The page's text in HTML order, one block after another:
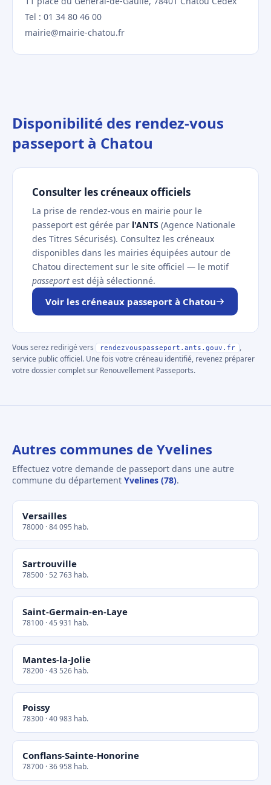
Tel : 01 34 80 46 00
mairie@mairie-chatou.fr
Disponibilité des rendez-vous
passeport à Chatou
Consulter les créneaux officiels
La prise de rendez-vous en mairie pour le
passeport est gérée par l'ANTS (Agence Nationale
des Titres Sécurisés). Consultez les créneaux
disponibles dans les mairies équipées autour de
Chatou directement sur le site officiel — le motif
passeport est déjà sélectionné.
Voir les créneaux passeport à Chatou
Vous serez redirigé vers rendezvouspasseport.ants.gouv.fr
,
service public officiel. Une fois votre créneau identifié, revenez préparer
votre dossier complet sur Renouvellement Passeports.
Autres communes de Yvelines
Effectuez votre demande de passeport dans une autre
commune du département Yvelines (78).
Versailles
78000 · 84 095 hab.
Sartrouville
78500 · 52 763 hab.
Saint-Germain-en-Laye
78100 · 45 931 hab.
Mantes-la-Jolie
78200 · 43 526 hab.
Poissy
78300 · 40 983 hab.
Conflans-Sainte-Honorine
78700 · 36 958 hab.